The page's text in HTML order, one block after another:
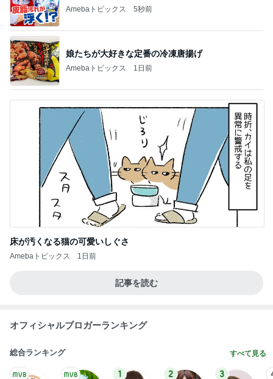
Amebaトピックス 5秒前
娘たちが大好きな定番の冷凍唐揚げ
Amebaトピックス 1日前
床が汚くなる猫の可愛いしぐさ
Amebaトピックス 1日前
記事を読む
オフィシャルブロガーランキング
総合ランキング すべて見る
1 2 3